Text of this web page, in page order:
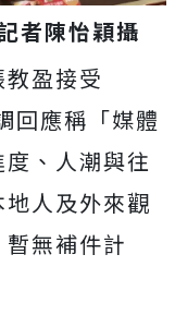
者陳怡穎攝
盈接受
回應稱「媒體
、人潮與往
人及外來觀
無補件計